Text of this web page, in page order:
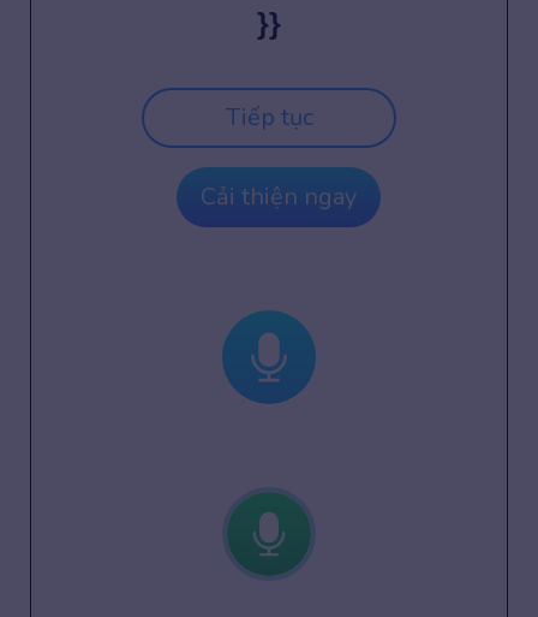
}}
Tiếp tục
Cải thiện ngay